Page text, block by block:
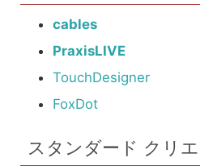
cables
PraxisLIVE
TouchDesigner
FoxDot
スタンダード クリ